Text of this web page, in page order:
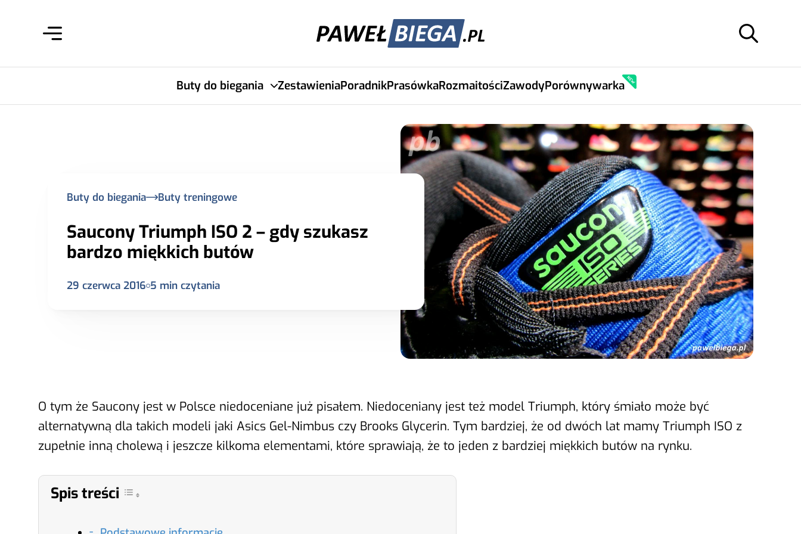
Buty do biegania ZestawieniaPoradnikPrasówkaRozmaitościZawodyPorównywarka
Buty do biegania Buty treningowe
Saucony Triumph ISO 2 – gdy szukasz
bardzo miękkich butów
29 czerwca 2016 5 min czytania
O tym że Saucony jest w Polsce niedoceniane już pisałem. Niedoceniany jest też model Triumph, który śmiało może być
alternatywną dla takich modeli jaki Asics Gel-Nimbus czy Brooks Glycerin. Tym bardziej, że od dwóch lat mamy Triumph ISO z
zupełnie inną cholewą i jeszcze kilkoma elementami, które sprawiają, że to jeden z bardziej miękkich butów na rynku.
Spis treści